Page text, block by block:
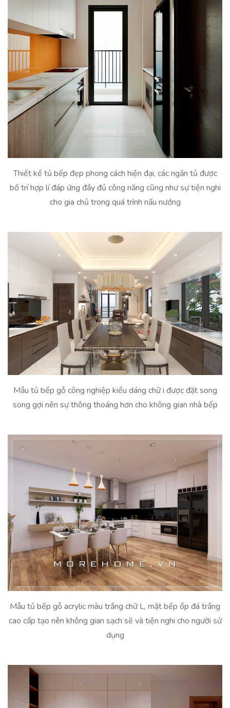
Thiết kế tủ bếp đẹp phong cách hiện đại, các ngăn tủ được
bố trí hợp lí đáp ứng đầy đủ công năng cũng như sự tiện nghi
cho gia chủ trong quá trình nấu nướng
Mẫu tủ bếp gỗ công nghiệp kiểu dáng chữ i được đặt song
song gợi nên sự thông thoáng hơn cho không gian nhà bếp
Mẫu tủ bếp gỗ acrylic màu trắng chữ L, mặt bếp ốp đá trắng
cao cấp tạo nên không gian sạch sẽ và tiện nghi cho người sử
dụng